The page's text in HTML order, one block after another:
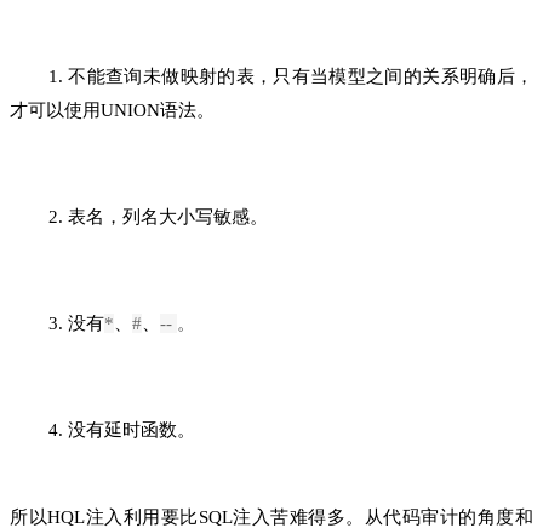
1. 不能查询未做映射的表，只有当模型之间的关系明确后，
才可以使用UNION语法。
2. 表名，列名大小写敏感。
3. 没有* # -- 。
4. 没有延时函数。
所以HQL注入利用要比SQL注入苦难得多。从代码审计的角度和